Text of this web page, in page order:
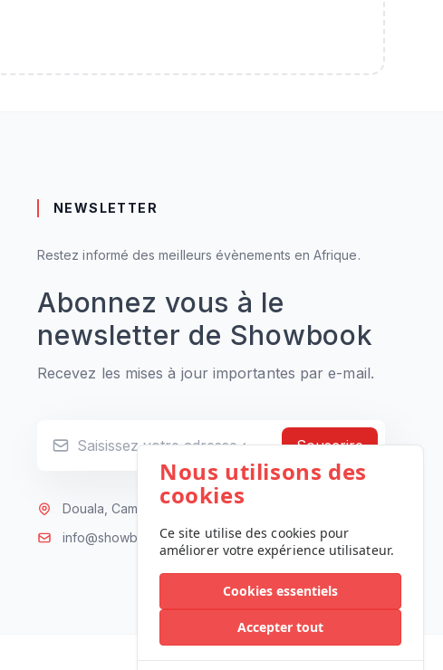
NEWSLETTER
Restez informé des meilleurs évènements en Afrique.
Abonnez vous à le
newsletter de Showbook
Recevez les mises à jour importantes par e-mail.
Souscrire
Douala, Cameroun
info@showbook.africa
Nous utilisons des
cookies
Ce site utilise des cookies pour
améliorer votre expérience utilisateur.
Cookies essentiels
Accepter tout